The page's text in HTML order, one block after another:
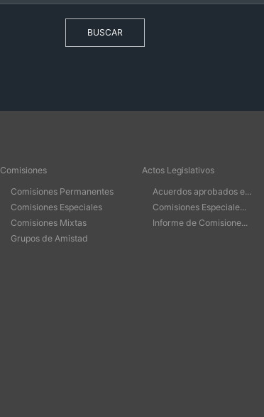
BUSCAR
Comisiones
Comisiones Permanentes
Comisiones Especiales
Comisiones Mixtas
Grupos de Amistad
Actos Legislativos
Acuerdos aprobados e...
Comisiones Especiale...
Informe de Comisione...